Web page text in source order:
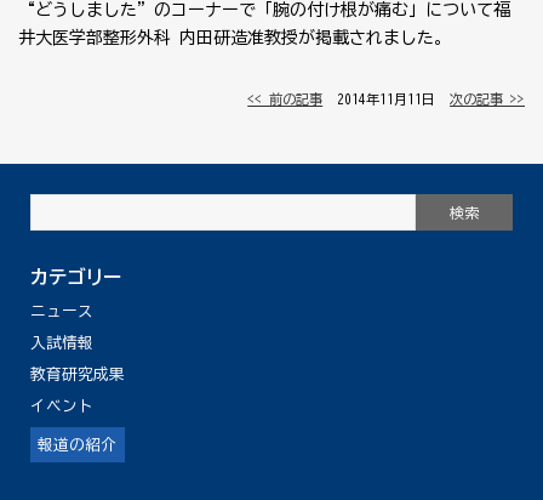
“どうしました”のコーナーで「腕の付け根が痛む」について福
井大医学部整形外科 内田研造准教授が掲載されました。
<< 前の記事 │ 2014年11月11日 │次の記事 >>
カテゴリー
ニュース
入試情報
教育研究成果
イベント
報道の紹介